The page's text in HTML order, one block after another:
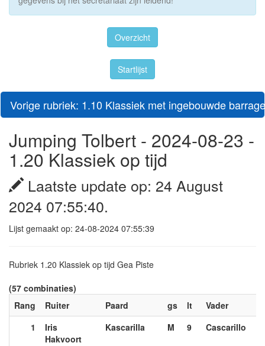
Overzicht
Startlijst
Vorige rubriek: 1.10 Klassiek met ingebouwde barrage
Jumping Tolbert - 2024-08-23 -
1.20 Klassiek op tijd
Laatste update op: 24 August
2024 07:55:40.
Lijst gemaakt op: 24-08-2024 07:55:39
Rubriek 1.20 Klassiek op tijd Gea Piste
(57 combinaties)
Rang
Ruiter Paard gs lt Vader
1
Iris
Hakvoort
Kascarilla M 9 Cascarillo